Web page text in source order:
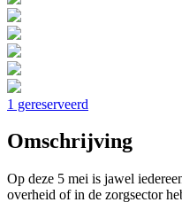
1 gereserveerd
Omschrijving
Op deze 5 mei is jawel
overheid of in de zorgsector